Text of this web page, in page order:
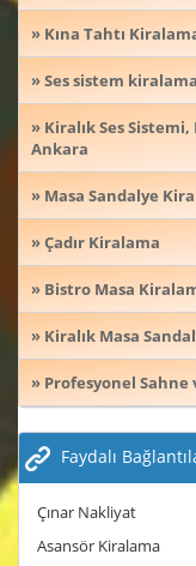
» Kına Tahtı
» Ses sistem
» Kiralık Ses
Ankara
» Masa Sandalye
» Çadır Kiralama
» Bistro Masa
» Kiralık Masa
» Profesyonel
Faydalı
Çınar Nakliyat
Asansör Kiralama